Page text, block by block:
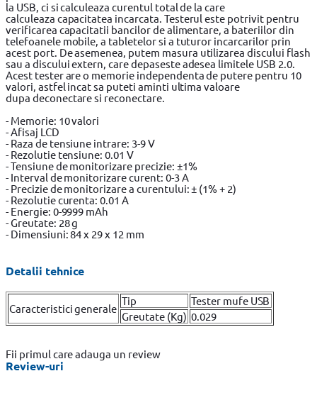
la USB, ci si calculeaza curentul total de la care
calculeaza capacitatea incarcata. Testerul este potrivit pentru
verificarea capacitatii bancilor de alimentare, a bateriilor din
telefoanele mobile, a tabletelor si a tuturor incarcarilor prin
acest port. De asemenea, putem masura utilizarea discului flash
sau a discului extern, care depaseste adesea limitele USB 2.0.
Acest tester are o memorie independenta de putere pentru 10
valori, astfel incat sa puteti aminti ultima valoare
dupa deconectare si reconectare.
- Memorie: 10 valori
- Afisaj LCD
- Raza de tensiune intrare: 3-9 V
- Rezolutie tensiune: 0.01 V
- Tensiune de monitorizare precizie: ±1%
- Interval de monitorizare curent: 0-3 A
- Precizie de monitorizare a curentului: ± (1% + 2)
- Rezolutie curenta: 0.01 A
- Energie: 0-9999 mAh
- Greutate: 28 g
- Dimensiuni: 84 x 29 x 12 mm
Detalii tehnice
Caracteristici generale
Tip
Tester mufe USB
Greutate (Kg) 0.029
Fii primul care adauga un review
Review-uri